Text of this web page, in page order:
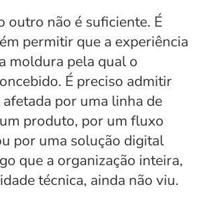
outro não é suficiente. É
permitir que a experiência
moldura pela qual o
É preciso admitir
afetada por uma linha de
produto, por um fluxo
por uma solução digital
que a organização inteira,
técnica, ainda não viu.